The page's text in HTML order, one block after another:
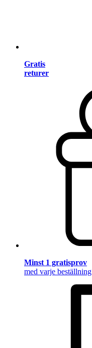
Gratis
returer
Minst 1 gratisprov
med varje beställning